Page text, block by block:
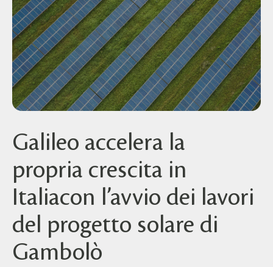
Galileo accelera la
propria crescita in
Italiacon l’avvio dei lavori
del progetto solare di
Gambolò